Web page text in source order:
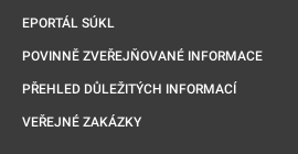
EPORTÁL SÚKL
POVINNĚ ZVEŘEJŇOVANÉ INFORMACE
PŘEHLED DŮLEŽITÝCH INFORMACÍ
VEŘEJNÉ ZAKÁZKY